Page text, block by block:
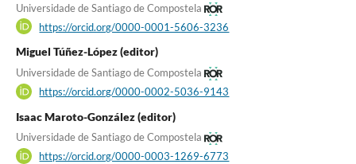
Universidade de Santiago de Compostela
https://orcid.org/0000-0001-5606-3236
Miguel Túñez-López (editor)
Universidade de Santiago de Compostela
https://orcid.org/0000-0002-5036-9143
Isaac Maroto-González (editor)
Universidade de Santiago de Compostela
https://orcid.org/0000-0003-1269-6773